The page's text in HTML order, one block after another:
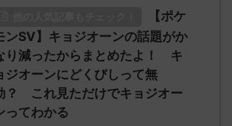
【ポケ
ンSV】キョジオーンの話題がか
り減ったからまとめたよ！ キ
ジオーンにどくびしって無
？ これ見ただけでキョジオー
ってわかる